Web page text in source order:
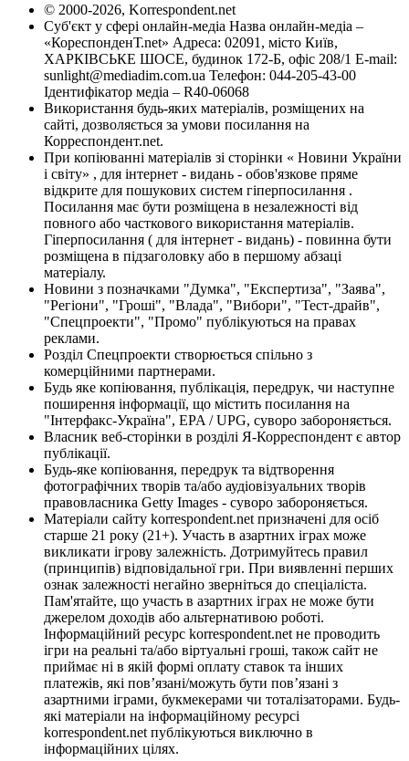
© 2000-2026, Korrespondent.net
Суб'єкт у сфері онлайн-медіа Назва онлайн-медіа –
«КореспонденТ.net» Адреса: 02091, місто Київ,
ХАРКІВСЬКЕ ШОСЕ, будинок 172-Б, офіс 208/1 E-mail:
sunlight@mediadim.com.ua Телефон: 044-205-43-00
Ідентифікатор медіа – R40-06068
Використання будь-яких матеріалів, розміщених на
сайті, дозволяється за умови посилання на
Корреспондент.net.
При копіюванні матеріалів зі сторінки « Новини України
і світу» , для інтернет - видань - обов'язкове пряме
відкрите для пошукових систем гіперпосилання .
Посилання має бути розміщена в незалежності від
повного або часткового використання матеріалів.
Гіперпосилання ( для інтернет - видань) - повинна бути
розміщена в підзаголовку або в першому абзаці
матеріалу.
Новини з позначками "Думка", "Експертиза", "Заява",
"Регіони", "Гроші", "Влада", "Вибори", "Тест-драйв",
"Спецпроекти", "Промо" публікуються на правах
реклами.
Розділ Спецпроекти створюється спільно з
комерційними партнерами.
Будь яке копіювання, публікація, передрук, чи наступне
поширення інформації, що містить посилання на
"Інтерфакс-Україна", EPA / UPG, суворо забороняється.
Власник веб-сторінки в розділі Я-Корреспондент є автор
публікації.
Будь-яке копіювання, передрук та відтворення
фотографічних творів та/або аудіовізуальних творів
правовласника Getty Images - суворо забороняється.
Матеріали сайту korrespondent.net призначені для осіб
старше 21 року (21+). Участь в азартних іграх може
викликати ігрову залежність. Дотримуйтесь правил
(принципів) відповідальної гри. При виявленні перших
ознак залежності негайно зверніться до спеціаліста.
Пам'ятайте, що участь в азартних іграх не може бути
джерелом доходів або альтернативою роботі.
Інформаційний ресурс korrespondent.net не проводить
ігри на реальні та/або віртуальні гроші, також сайт не
приймає ні в якій формі оплату ставок та інших
платежів, які пов’язані/можуть бути пов’язані з
азартними іграми, букмекерами чи тоталізаторами. Будь-
які матеріали на інформаційному ресурсі
korrespondent.net публікуються виключно в
інформаційних цілях.